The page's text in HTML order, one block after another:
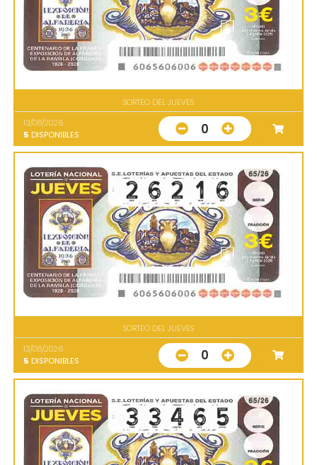
SORTEO DEL JUEVES
13/08/2026
5 DISPONIBLES 0
SORTEO DEL JUEVES
13/08/2026
5 DISPONIBLES 0